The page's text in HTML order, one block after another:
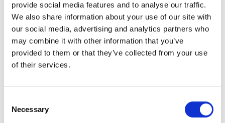
provide social media features and to analyse our traffic.
We also share information about your use of our site with
our social media, advertising and analytics partners who
may combine it with other information that you’ve
provided to them or that they’ve collected from your use
of their services.
Selection
Necessary
Daarnaast zijn we bezig met een herstructurering van het
magazijn om de beschikbare ruimte nog efficiënter te
benutten. Jij speelt hierbij een belangrijke rol en helpt
deze veranderingen in goede banen te leiden.
Ervaring in de logistiek of een relevante opleiding;
Je werkt nauwkeurig, gestructureerd en